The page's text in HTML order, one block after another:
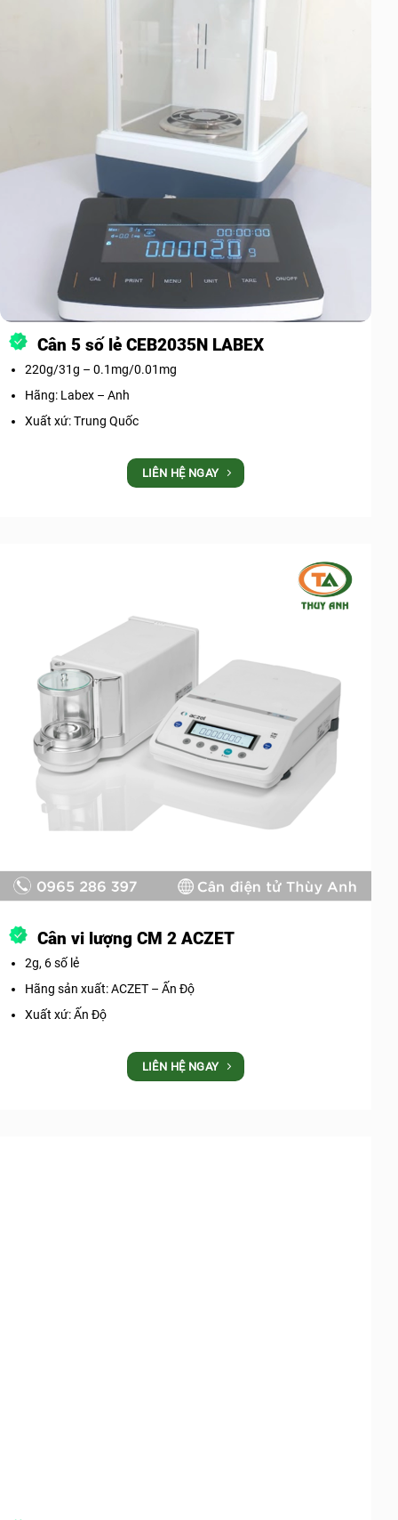
Cân 5 số lẻ CEB2035N LABEX
220g/31g – 0.1mg/0.01mg
Hãng: Labex – Anh
Xuất xứ: Trung Quốc
LIÊN HỆ NGAY
Cân vi lượng CM 2 ACZET
2g, 6 số lẻ
Hãng sản xuất: ACZET – Ấn Độ
Xuất xứ: Ấn Độ
LIÊN HỆ NGAY